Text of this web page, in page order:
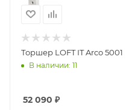
Торшер LOFT IT Arco 5001
В наличии: 11
52 090 ₽